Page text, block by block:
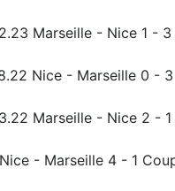
Marseille - Nice 1 - 3
Nice - Marseille 0 - 3
Marseille - Nice 2 - 1
- Marseille 4 - 1